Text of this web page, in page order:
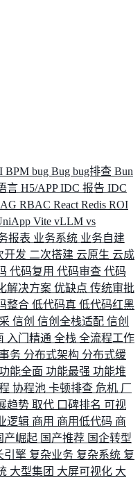
BPM bug Bug bug排查 Bun
言 H5/APPIDC 报告 IDC
RBAC React Redis ROI
Vite vLLM vs
报表 业务系统 业务自建
开发 二次搭建 云原生 云成
代码复用 代码审查 代码
解决方案 优缺点 传统审批
整合 低代码真 低代码红黑
信创 信创全栈适配 信创
入门精通 全栈 全流程工作
务 分布式架构 分布式缓
能全面 功能最强 功能堆
协程池 卡顿排查 危机 厂
趋势 取代 口碑排名 可视
逻辑 商用 商用低代码 商
产崛起 国产推荐 国企转型
引擎 复杂业务 复杂系统 复
大型集团 大屏可视化 大